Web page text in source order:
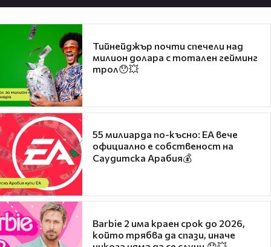
Тийнейджър почти спечели над
милион долара с тотален гейминг
трол😯💥
55 милиарда по-късно: EA вече
официално е собственост на
Саудитска Арабия💰
Barbie 2 има краен срок до 2026,
който трябва да спази, иначе